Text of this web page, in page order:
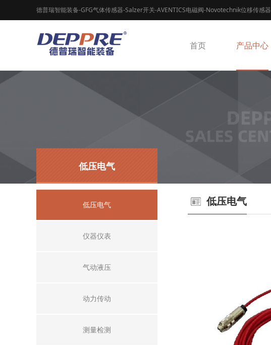
德普瑞智能装备-GFG气体传感器-Salzer开关-AVENTICS电磁阀-Novotechnik位移传感器
首页 产品中心
低压电气
低压电气
仪器仪表
气动液压
动力传动
测量检测
低压电气